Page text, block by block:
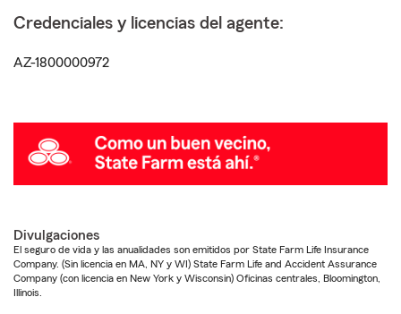
Credenciales y licencias del agente:
AZ-1800000972
Divulgaciones
El seguro de vida y las anualidades son emitidos por State Farm Life Insurance
Company. (Sin licencia en MA, NY y WI) State Farm Life and Accident Assurance
Company (con licencia en New York y Wisconsin) Oficinas centrales, Bloomington,
Illinois.